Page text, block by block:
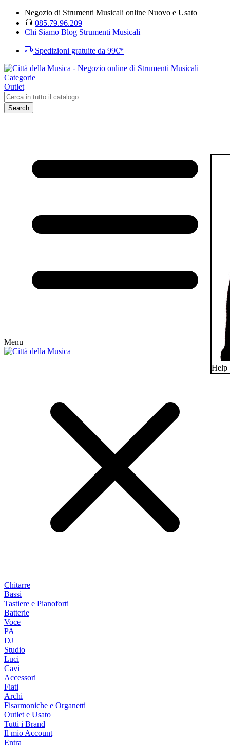
Negozio di Strumenti Musicali online Nuovo e Usato
085.79.96.209
Chi Siamo Blog Strumenti Musicali
Spedizioni gratuite da 99€*
Categorie
Outlet
Search
Menu
Chitarre
Bassi
Tastiere e Pianoforti
Batterie
Voce
PA
DJ
Studio
Luci
Cavi
Accessori
Fiati
Archi
Fisarmoniche e Organetti
Outlet e Usato
Tutti i Brand
Il mio Account
Entra
Help